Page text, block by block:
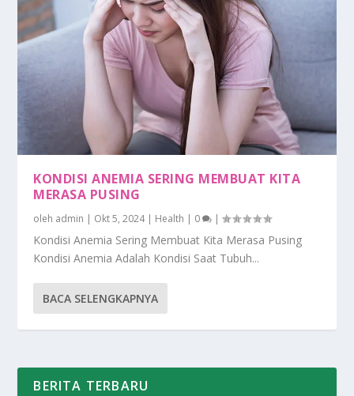
KONDISI ANEMIA SERING MEMBUAT KITA
MERASA PUSING
oleh admin | Okt 5, 2024| Health | 0 |
Kondisi Anemia Sering Membuat Kita Merasa Pusing
Kondisi Anemia Adalah Kondisi Saat Tubuh...
BACA SELENGKAPNYA
BERITA TERBARU